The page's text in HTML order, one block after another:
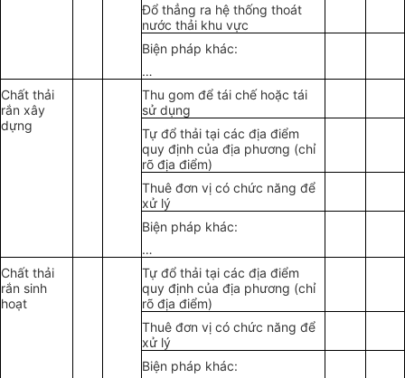
Đổ thẳng ra hệ thống thoát
nước thải khu vực
Biện pháp khác:
…
Chất thải
rắn xây
dựng
Thu gom để tái chế hoặc tái
sử dụng
Tự đổ thải tại các địa điểm
quy định của địa phương (chỉ
rõ địa điểm)
Thuê đơn vị có chức năng để
xử lý
Biện pháp khác:
…
Chất thải
rắn sinh
hoạt
Tự đổ thải tại các địa điểm
quy định của địa phương (chỉ
rõ địa điểm)
Thuê đơn vị có chức năng để
xử lý
Biện pháp khác: